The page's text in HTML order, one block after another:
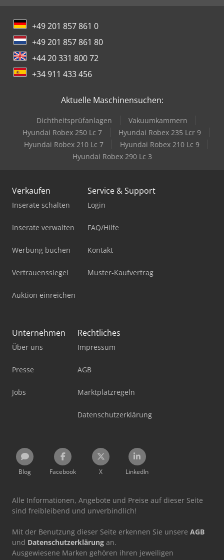
+49 201 857 861 0
+49 201 857 861 80
+44 20 331 800 72
+34 911 433 456
Aktuelle Maschinensuchen:
Dichtheitsprüfanlagen
Vakuumkammern
Hyundai Robex 250 Lc 7
Hyundai Robex 235 Lcr 9
Hyundai Robex 210 Lc 7
Hyundai Robex 210 Lc 9
Hyundai Robex 290 Lc 3
Verkaufen
Inserate schalten
Inserate verwalten
Werbung buchen
Vertrauenssiegel
Auktion einreichen
Service & Support
Login
FAQ/Hilfe
Kontakt
Muster-Kaufvertrag
Unternehmen
Über uns
Presse
Jobs
Rechtliches
Impressum
AGB
Marktplatzregeln
Datenschutzerklärung
Blog Facebook X LinkedIn
Alle Informationen, Angebote und Preise auf dieser Seite
sind freibleibend und unverbindlich!
Mit der Benutzung dieser Seite erkennen Sie unsere AGB
und Datenschutzerklärung an.
Ausgewiesene Marken gehören ihren jeweiligen